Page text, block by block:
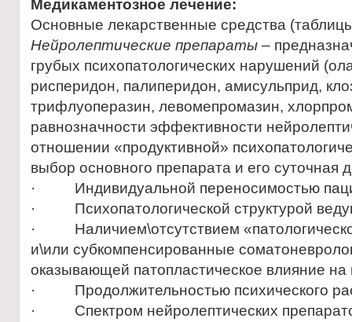
Медикаментозное лечение:
Основные лекарственные средства
Нейролептические препараты –
грубых психопатологических нарушений
рисперидон, палиперидон, амисульприд,
трифлуоперазин, левомепромазин,
равнозначности эффективности
отношении «продуктивной»
выбор основного препарата и его суточная
· Индивидуальной переносимостью
· Психопатологической структурой
· Наличием\отсутствием
и\или субкомпенсированные
оказывающей патопластическое влияние на
· Продолжительностью психического
· Спектром нейролептических